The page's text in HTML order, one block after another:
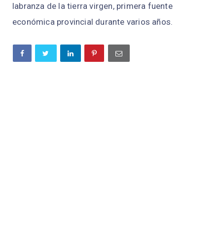
labranza de la tierra virgen, primera fuente
económica provincial durante varios años.